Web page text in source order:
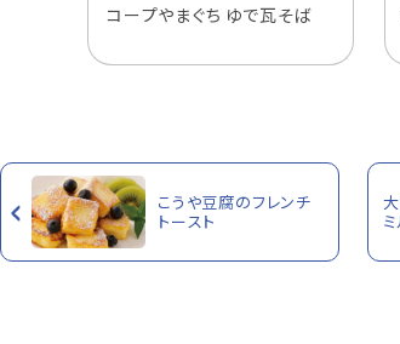
コープやまぐち ゆで瓦そば
こうや豆腐のフレンチ
トースト